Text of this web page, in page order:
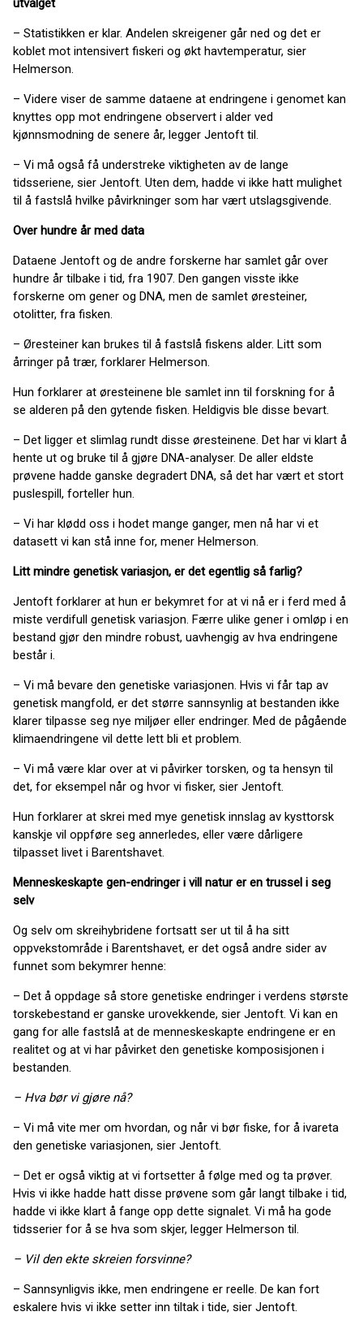
utvalget
– Statistikken er klar. Andelen skreigener går ned og det er
koblet mot intensivert fiskeri og økt havtemperatur, sier
Helmerson.
– Videre viser de samme dataene at endringene i genomet kan
knyttes opp mot endringene observert i alder ved
kjønnsmodning de senere år, legger Jentoft til.
– Vi må også få understreke viktigheten av de lange
tidsseriene, sier Jentoft. Uten dem, hadde vi ikke hatt mulighet
til å fastslå hvilke påvirkninger som har vært utslagsgivende.
Over hundre år med data
Dataene Jentoft og de andre forskerne har samlet går over
hundre år tilbake i tid, fra 1907. Den gangen visste ikke
forskerne om gener og DNA, men de samlet øresteiner,
otolitter, fra fisken.
– Øresteiner kan brukes til å fastslå fiskens alder. Litt som
årringer på trær, forklarer Helmerson.
Hun forklarer at øresteinene ble samlet inn til forskning for å
se alderen på den gytende fisken. Heldigvis ble disse bevart.
– Det ligger et slimlag rundt disse øresteinene. Det har vi klart å
hente ut og bruke til å gjøre DNA-analyser. De aller eldste
prøvene hadde ganske degradert DNA, så det har vært et stort
puslespill, forteller hun.
– Vi har klødd oss i hodet mange ganger, men nå har vi et
datasett vi kan stå inne for, mener Helmerson.
Litt mindre genetisk variasjon, er det egentlig så farlig?
Jentoft forklarer at hun er bekymret for at vi nå er i ferd med å
miste verdifull genetisk variasjon. Færre ulike gener i omløp i en
bestand gjør den mindre robust, uavhengig av hva endringene
består i.
– Vi må bevare den genetiske variasjonen. Hvis vi får tap av
genetisk mangfold, er det større sannsynlig at bestanden ikke
klarer tilpasse seg nye miljøer eller endringer. Med de pågående
klimaendringene vil dette lett bli et problem.
– Vi må være klar over at vi påvirker torsken, og ta hensyn til
det, for eksempel når og hvor vi fisker, sier Jentoft.
Hun forklarer at skrei med mye genetisk innslag av kysttorsk
kanskje vil oppføre seg annerledes, eller være dårligere
tilpasset livet i Barentshavet.
Menneskeskapte gen-endringer i vill natur er en trussel i seg
selv
Og selv om skreihybridene fortsatt ser ut til å ha sitt
oppvekstområde i Barentshavet, er det også andre sider av
funnet som bekymrer henne:
– Det å oppdage så store genetiske endringer i verdens største
torskebestand er ganske urovekkende, sier Jentoft. Vi kan en
gang for alle fastslå at de menneskeskapte endringene er en
realitet og at vi har påvirket den genetiske komposisjonen i
bestanden.
– Hva bør vi gjøre nå?
– Vi må vite mer om hvordan, og når vi bør fiske, for å ivareta
den genetiske variasjonen, sier Jentoft.
– Det er også viktig at vi fortsetter å følge med og ta prøver.
Hvis vi ikke hadde hatt disse prøvene som går langt tilbake i tid,
hadde vi ikke klart å fange opp dette signalet. Vi må ha gode
tidsserier for å se hva som skjer, legger Helmerson til.
– Vil den ekte skreien forsvinne?
– Sannsynligvis ikke, men endringene er reelle. De kan fort
eskalere hvis vi ikke setter inn tiltak i tide, sier Jentoft.